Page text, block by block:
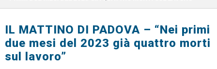
IL MATTINO DI PADOVA – “Nei primi
due mesi del 2023 già quattro morti
sul lavoro”